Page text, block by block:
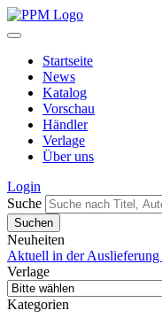
Startseite
News
Katalog
Vorschau
Händler
Verlage
Über uns
Login
Suche
Neuheiten
Aktuell in der Auslieferung
Verlage
Kategorien